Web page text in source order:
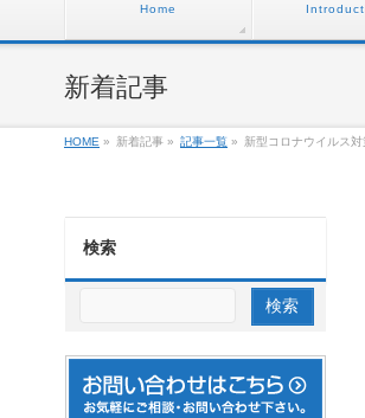
Home
新着記事
HOME » 新着記事 » 記事一覧 » 新型コロナウイルス
検索